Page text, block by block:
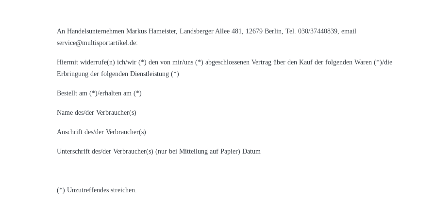
An Handelsunternehmen Markus Hameister, Landsberger Allee 481, 12679 Berlin, Tel. 030/37440839, email
service@multisportartikel.de:
Hiermit widerrufe(n) ich/wir (*) den von mir/uns (*) abgeschlossenen Vertrag über den Kauf der folgenden Waren (*)/die
Erbringung der folgenden Dienstleistung (*)
Bestellt am (*)/erhalten am (*)
Name des/der Verbraucher(s)
Anschrift des/der Verbraucher(s)
Unterschrift des/der Verbraucher(s) (nur bei Mitteilung auf Papier) Datum
(*) Unzutreffendes streichen.